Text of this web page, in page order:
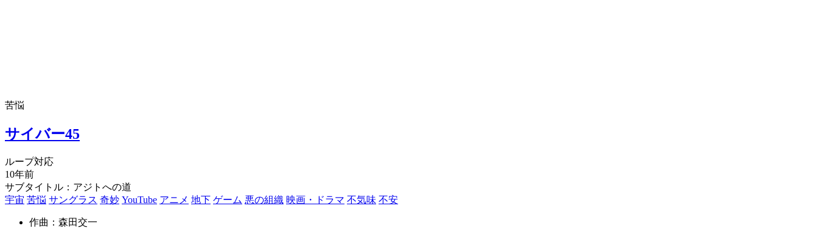
苦悩
サイバー45
ループ対応
10年前
サブタイトル：アジトへの道
宇宙 苦悩 サングラス 奇妙 YouTube アニメ 地下 ゲーム 悪の組織 映画・ドラマ 不気味 不安
作曲：森田交一